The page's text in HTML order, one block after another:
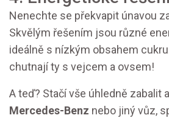
Nenechte se překvapit únavou
Skvělým řešením jsou různé
ideálně s nízkým obsahem
chutnají ty s vejcem a ovsem!
A teď? Stačí vše úhledně zabalit
Mercedes-Benz nebo jiný vůz,